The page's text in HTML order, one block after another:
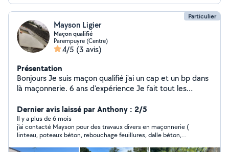
Particulier
Mayson Ligier
Maçon qualifié
Parempuyre (Centre)
4/5 (3 avis)
Présentation
Bonjours Je suis maçon qualifié j'ai un cap et un bp dans
là maçonnerie. 6 ans d'expérience Je fait tout les
Pavé Enduit Clôture Garages Trottoirs Dalle béton
Tonte de jardin Montage de meuble Pose d'ipn
Ouverture de mur porteur Carrelage Location d'outil
Dernier avis laissé par Anthony : 2/5
Il y a plus de 6 mois
j'ai contacté Mayson pour des travaux divers en maçonnerie (
linteau, poteaux béton, rebouchage feuillures, dalle béton,